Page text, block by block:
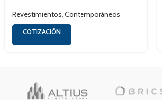
Revestimientos Contemporáneos
COTIZACIÓN